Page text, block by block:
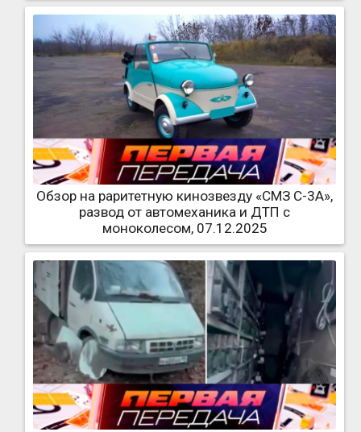
Обзор на раритетную кинозвезду «СМЗ С-3А»,
развод от автомеханика и ДТП с
моноколесом, 07.12.2025